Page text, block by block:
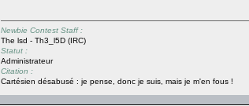
Newbie Contest Staff :
The lsd - Th3_l5D (IRC)
Statut :
Administrateur
Citation :
Cartésien désabusé : je pense, donc je suis, mais je m'en fous !